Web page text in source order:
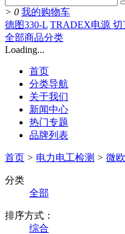
> 0 我的购物车
德图330-L TRADEX电源 切
全部商品分类
Loading...
首页
分类导航
关于我们
新闻中心
热门专题
品牌列表
首页 > 电力电工检测 > 微
分类
全部
排序方式：
综合